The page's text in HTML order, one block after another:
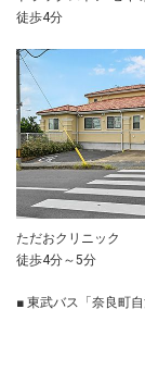
徒歩4分
ただおクリニック
徒歩4分～5分
■ 東武バス「奈良町